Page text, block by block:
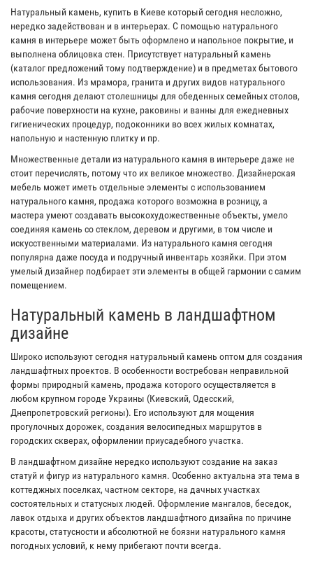
Натуральный камень, купить в Киеве который сегодня несложно,
нередко задействован и в интерьерах. С помощью натурального
камня в интерьере может быть оформлено и напольное покрытие, и
выполнена облицовка стен. Присутствует натуральный камень
(каталог предложений тому подтверждение) и в предметах бытового
использования. Из мрамора, гранита и других видов натурального
камня сегодня делают столешницы для обеденных семейных столов,
рабочие поверхности на кухне, раковины и ванны для ежедневных
гигиенических процедур, подоконники во всех жилых комнатах,
напольную и настенную плитку и пр.
Множественные детали из натурального камня в интерьере даже не
стоит перечислять, потому что их великое множество. Дизайнерская
мебель может иметь отдельные элементы с использованием
натурального камня, продажа которого возможна в розницу, а
мастера умеют создавать высокохудожественные объекты, умело
соединяя камень со стеклом, деревом и другими, в том числе и
искусственными материалами. Из натурального камня сегодня
популярна даже посуда и подручный инвентарь хозяйки. При этом
умелый дизайнер подбирает эти элементы в общей гармонии с самим
помещением.
Натуральный камень в ландшафтном
дизайне
Широко используют сегодня натуральный камень оптом для создания
ландшафтных проектов. В особенности востребован неправильной
формы природный камень, продажа которого осуществляется в
любом крупном городе Украины (Киевский, Одесский,
Днепропетровский регионы). Его используют для мощения
прогулочных дорожек, создания велосипедных маршрутов в
городских скверах, оформлении приусадебного участка.
В ландшафтном дизайне нередко используют создание на заказ
статуй и фигур из натурального камня. Особенно актуальна эта тема в
коттеджных поселках, частном секторе, на дачных участках
состоятельных и статусных людей. Оформление мангалов, беседок,
лавок отдыха и других объектов ландшафтного дизайна по причине
красоты, статусности и абсолютной не боязни натурального камня
погодных условий, к нему прибегают почти всегда.